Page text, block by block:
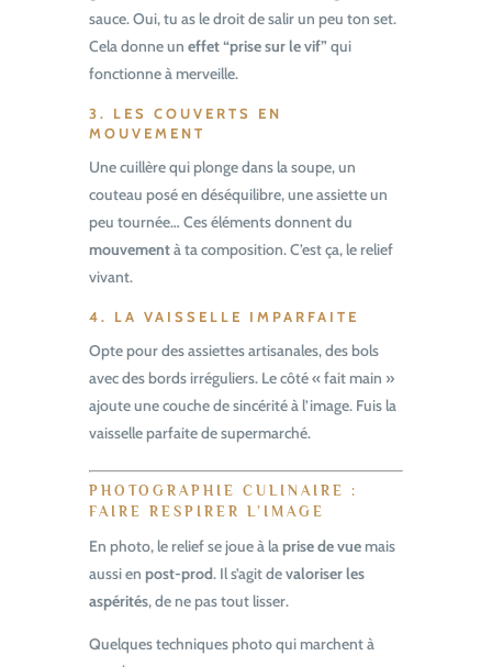
sauce. Oui, tu as le droit de salir un peu ton set.
Cela donne un effet “prise sur le vif” qui
fonctionne à merveille.
3. LES COUVERTS EN
MOUVEMENT
Une cuillère qui plonge dans la soupe, un
couteau posé en déséquilibre, une assiette un
peu tournée… Ces éléments donnent du
mouvementà ta composition. C’est ça, le relief
vivant.
4. LA VAISSELLE IMPARFAITE
Opte pour des assiettes artisanales, des bols
avec des bords irréguliers. Le côté « fait main »
ajoute une couche de sincérité à l’image. Fuis la
vaisselle parfaite de supermarché.
PHOTOGRAPHIE CULINAIRE :
FAIRE RESPIRER L’IMAGE
En photo, le relief se joue à laprise de vuemais
aussi en post-prod. Il s’agit devaloriser les
aspérités, de ne pas tout lisser.
Quelques techniques photo qui marchent à